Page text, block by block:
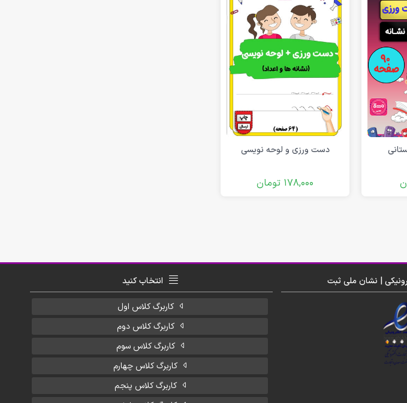
دست ورزی و لوحه نویسی
178,000 تومان
| نشان ملی ثبت انتخاب کنید
کاربرگ کلاس اول
کاربرگ کلاس دوم
کاربرگ کلاس سوم
کاربرگ کلاس چهارم
کاربرگ کلاس پنجم